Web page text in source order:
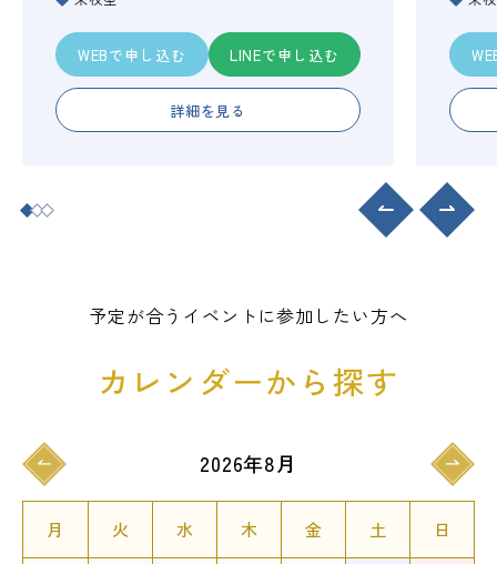
WEBで申し込む LINEで申し込む
詳細を見る
予定が合うイベントに参加したい方へ
カレンダーから探す
2026年8月
月 火 水 木 金 土 日